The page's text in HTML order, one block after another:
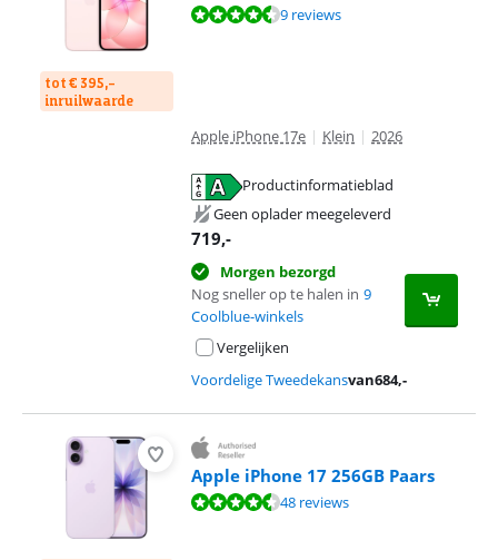
tot € 395,-
inruilwaarde
Beoordeling is 8,9 van de 10, gebaseerd op 9 reviews.
9 reviews
Apple iPhone 17e | Klein | 2026
Productinformatieblad
Geen oplader meegeleverd
719,-
Morgen bezorgd
Nog sneller op te halen in 9
Coolblue-winkels
Vergelijken
Voordelige Tweedekansvan684,-
Apple iPhone 17 256GB Paars
Beoordeling is 9,1 van de 10, gebaseerd op 48 reviews.
48 reviews